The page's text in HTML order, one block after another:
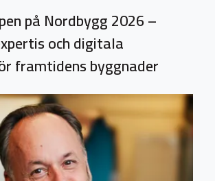
på Nordbygg 2026 –
och digitala
framtidens byggnader